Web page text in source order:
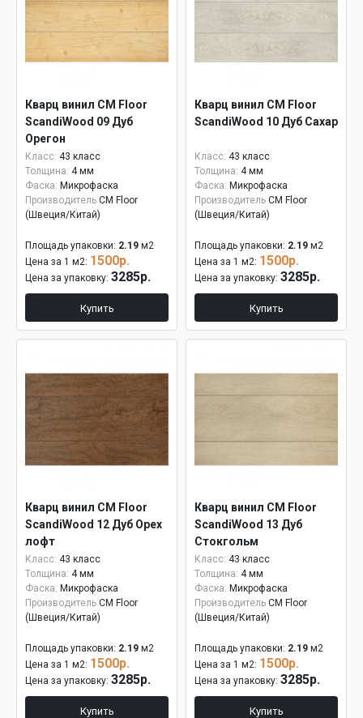
Кварц винил CM Floor
ScandiWood 09 Дуб
Орегон
Класс: 43 класс
Толщина: 4 мм
Фаска: Микрофаска
Производитель CM Floor
(Швеция/Китай)
Площадь упаковки: 2.19 м2
Цена за 1 м2: 1500р.
Цена за упаковку: 3285р.
Купить
Кварц винил CM Floor
ScandiWood 10 Дуб Сахар
Класс: 43 класс
Толщина: 4 мм
Фаска: Микрофаска
Производитель CM Floor
(Швеция/Китай)
Площадь упаковки: 2.19 м2
Цена за 1 м2: 1500р.
Цена за упаковку: 3285р.
Купить
Кварц винил CM Floor
ScandiWood 12 Дуб Орех
лофт
Класс: 43 класс
Толщина: 4 мм
Фаска: Микрофаска
Производитель CM Floor
(Швеция/Китай)
Площадь упаковки: 2.19 м2
Цена за 1 м2: 1500р.
Цена за упаковку: 3285р.
Купить
Кварц винил CM Floor
ScandiWood 13 Дуб
Стокгольм
Класс: 43 класс
Толщина: 4 мм
Фаска: Микрофаска
Производитель CM Floor
(Швеция/Китай)
Площадь упаковки: 2.19 м2
Цена за 1 м2: 1500р.
Цена за упаковку: 3285р.
Купить